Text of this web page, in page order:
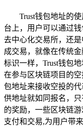
Trust钱包地址的
台上，用户可以通过
去中心化交易所，还
成交易，就像在传统
标识一样，Trust钱包
在参与区块链项目的
包地址来接收空投的
供地址就如同报名，
的奖励，一些区块链
支付和交易,为用户带